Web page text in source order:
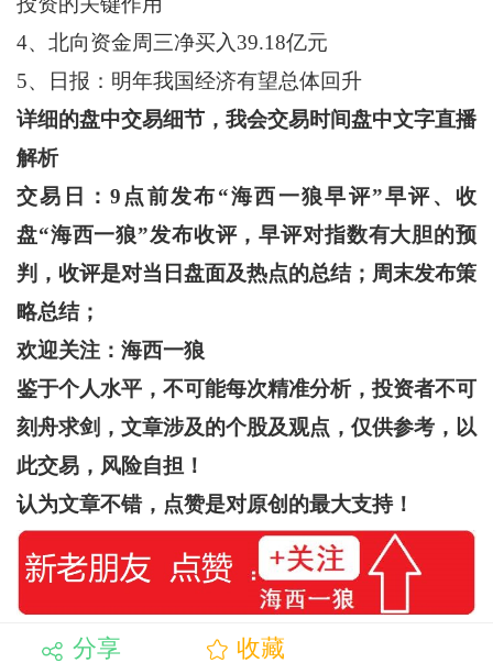
4、北向资金周三净买入39.18亿元
5、日报：明年我国经济有望总体回升
详细的盘中交易细节，我会交易时间盘中文字直播
解析
交易日：9 点前发布“海西一狼早评”早评、收
盘“海西一狼”发布收评，早评对指数有大胆的预
判，收评是对当日盘面及热点的总结；周末发布策
略总结；
欢迎关注：海西一狼
鉴于个人水平，不可能每次精准分析，投资者不可
刻舟求剑，文章涉及的个股及观点，仅供参考，以
此交易，风险自担！
认为文章不错，点赞是对原创的最大支持！
分享 收藏